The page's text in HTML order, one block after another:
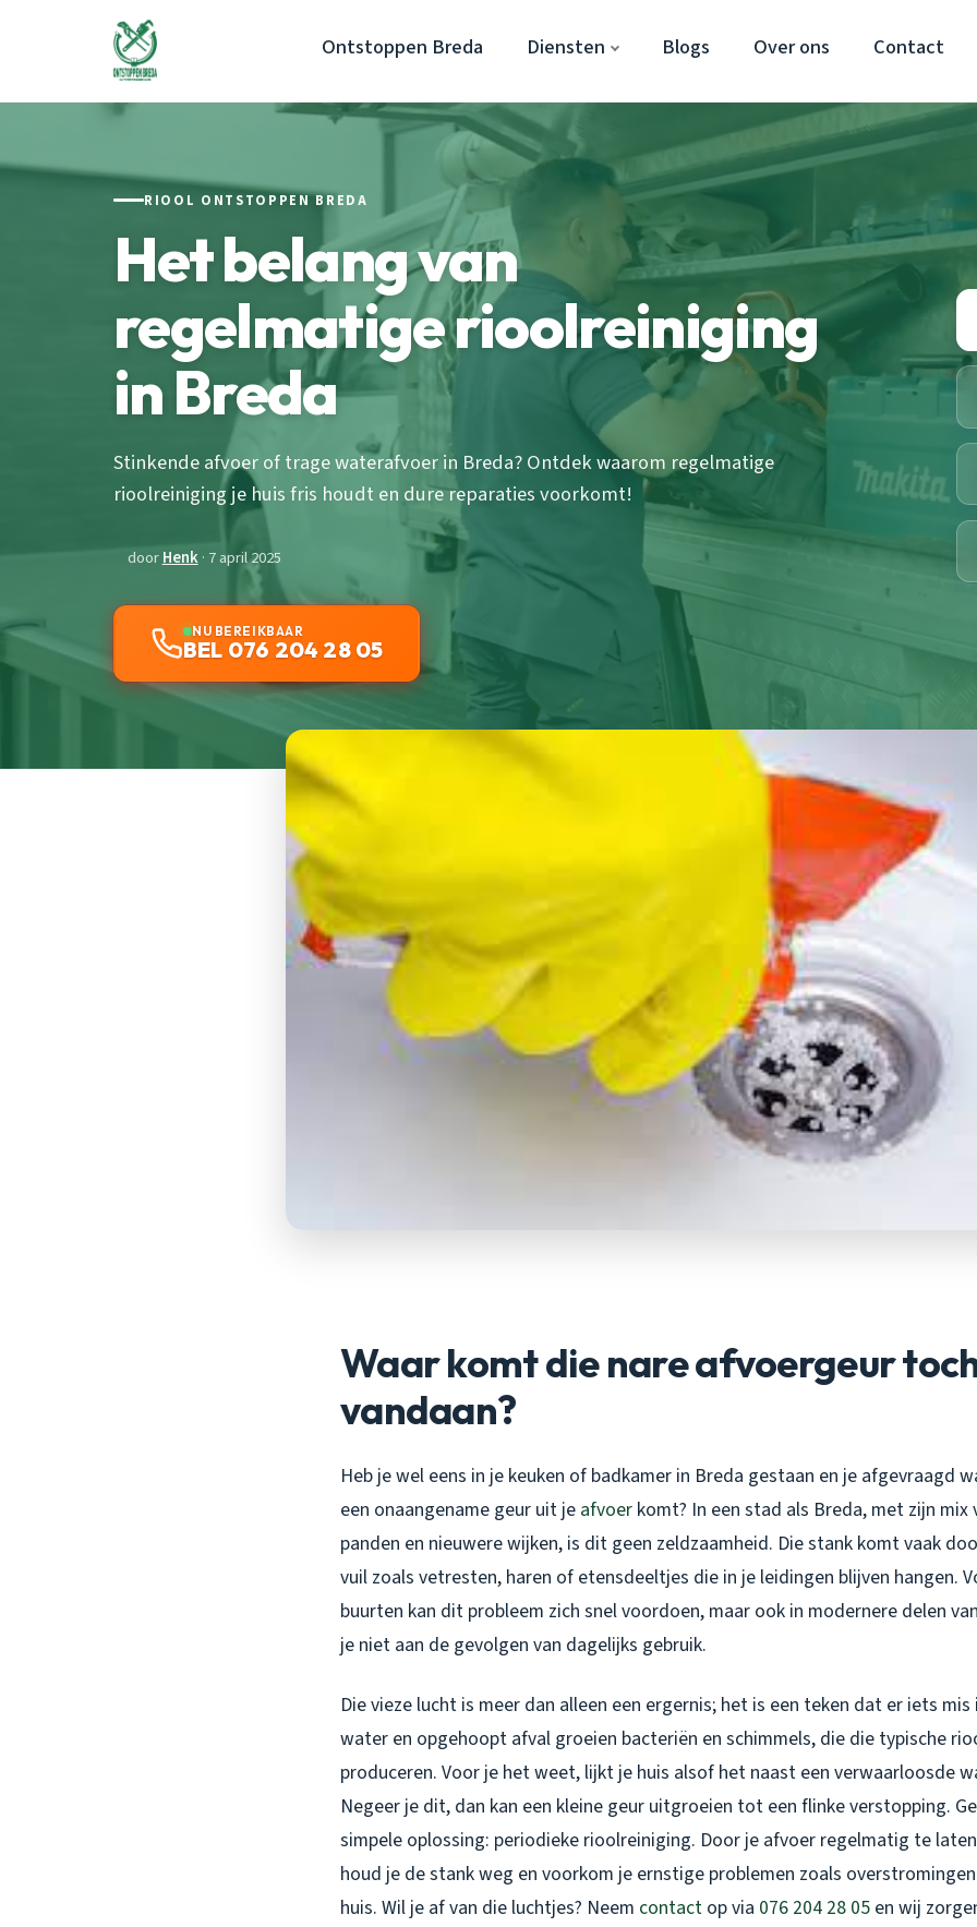
Ontstoppen Breda Diensten Blogs Over ons Contact
RIOOL ONTSTOPPEN BREDA
Het belang van
regelmatige rioolreiniging
in Breda
Stinkende afvoer of trage waterafvoer in Breda? Ontdek waarom regelmatige
rioolreiniging je huis fris houdt en dure reparaties voorkomt!
doorHenk· 7 april 2025
NU BEREIKBAAR
BEL 076 204 28 05
Waar komt die nare afvoergeur
vandaan?
Heb je wel eens in je keuken of badkamer in Breda gestaan en je afgevraagd
een onaangename geur uit je afvoer komt? In een stad als Breda, met zijn mix
panden en nieuwere wijken, is dit geen zeldzaamheid. Die stank komt vaak
vuil zoals vetresten, haren of etensdeeltjes die in je leidingen blijven hangen.
buurten kan dit probleem zich snel voordoen, maar ook in modernere delen
je niet aan de gevolgen van dagelijks gebruik.
Die vieze lucht is meer dan alleen een ergernis; het is een teken dat er iets
water en opgehoopt afval groeien bacteriën en schimmels, die die typische
produceren. Voor je het weet, lijkt je huis alsof het naast een verwaarloosde
Negeer je dit, dan kan een kleine geur uitgroeien tot een flinke verstopping.
simpele oplossing: periodieke rioolreiniging. Door je afvoer regelmatig te
houd je de stank weg en voorkom je ernstige problemen zoals
huis. Wil je af van die luchtjes? Neem contact op via 076 204 28 05 en wij